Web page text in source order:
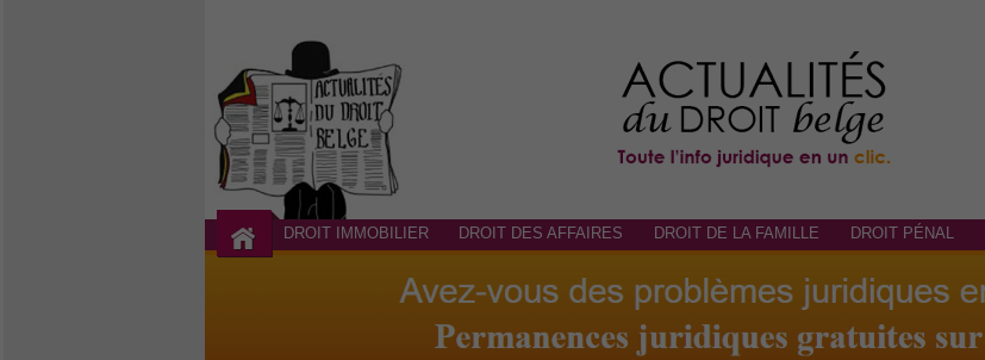
DROIT IMMOBILIER DROIT DES AFFAIRES DROIT DE LA FAMILLE DROIT PÉNAL